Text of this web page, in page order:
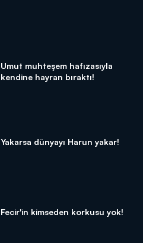
Umut muhteşem hafızasıyla
kendine hayran bıraktı!
Yakarsa dünyayı Harun yakar!
Fecir'in kimseden korkusu yok!